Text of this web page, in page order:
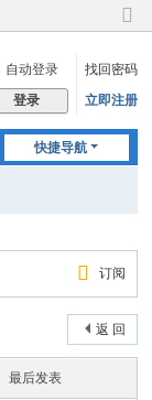
切
到
窄
自动登录
找回密码
登录 立即注册
快捷导航
订阅
返 回
最后发表